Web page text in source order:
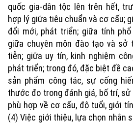
Thời trang
Âm nhạc
quốc gia-dân tộc lên trên hết,
hợp lý giữa tiêu chuẩn và cơ cấu;
đổi mới, phát triển; giữa tính
giữa chuyên môn đào tạo và sở
tiễn; giữa uy tín, kinh nghiệm
phát triển; trong đó, đặc biệt đề
sản phẩm công tác, sự cống
thước đo trong đánh giá, bố trí, sử
phù hợp về cơ cấu, độ tuổi, giới
(4) Việc giới thiệu, lựa chọn nhân